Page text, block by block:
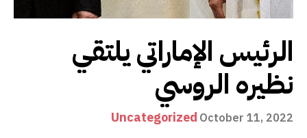
الرئيس الإماراتي يلتقي
نظيره الروسي
Uncategorized October 11, 2022